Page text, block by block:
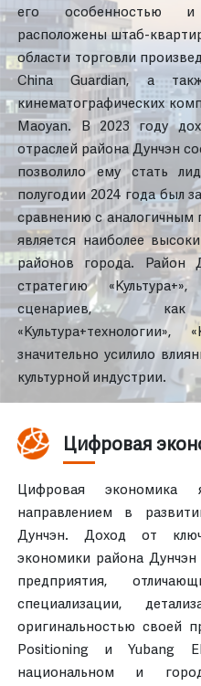
его особенностью и
расположены штаб-
области торговли
China Guardian, а
кинематографических
Maoyan. В 2023 году
отраслей района Дунчэн
позволило ему стать
полугодии 2024 года был
сравнению с аналогичным
является наиболее
районов города. Район
стратегию
сценариев, как
«Культура+технологии»,
значительно усилило
культурной индустрии.
Цифровая
Цифровая экономика
направлением в
Дунчэн. Доход от
экономики района
предприятия,
специализации,
оригинальностью своей
Positioning и Yubang
национальном и